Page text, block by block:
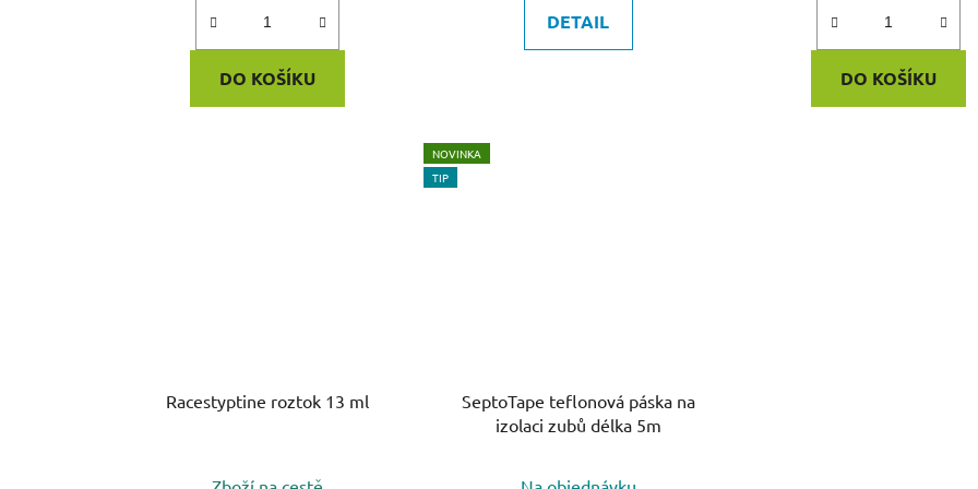
DO KOŠÍKU
DETAIL
DO KOŠÍKU
Racestyptine roztok 13 ml
NOVINKA
TIP
SeptoTape teflonová páska na
izolaci zubů délka 5m